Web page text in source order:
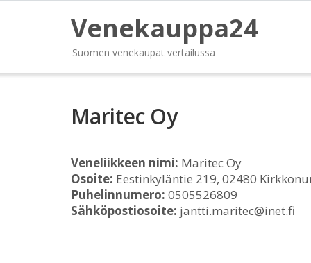
Venekauppa24
Suomen venekaupat vertailussa
Maritec Oy
Veneliikkeen nimi: Maritec Oy
Osoite: Eestinkyläntie 219, 02480
Puhelinnumero: 0505526809
Sähköpostiosoite: jantti.maritec@inet.fi